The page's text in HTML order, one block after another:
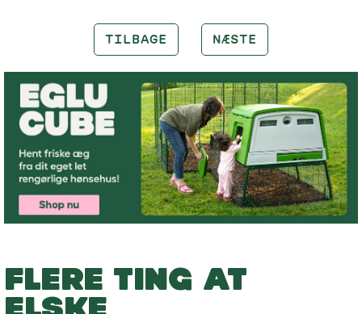
TILBAGE NÆSTE
FLERE TING AT